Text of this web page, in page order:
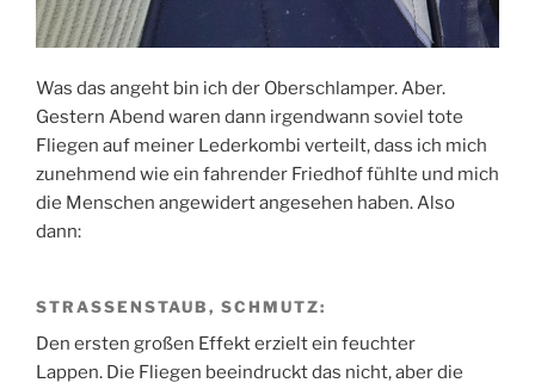
Was das angeht bin ich der Oberschlamper. Aber.
Gestern Abend waren dann irgendwann soviel tote
Fliegen auf meiner Lederkombi verteilt, dass ich mich
zunehmend wie ein fahrender Friedhof fühlte und mich
die Menschen angewidert angesehen haben. Also
dann:
STRASSENSTAUB, SCHMUTZ:
Den ersten großen Effekt erzielt ein feuchter
Lappen. Die Fliegen beeindruckt das nicht, aber die